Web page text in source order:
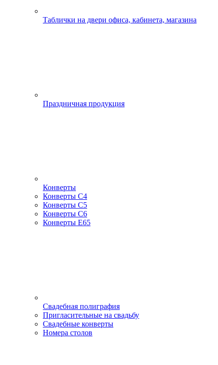
Таблички на двери офиса, кабинета, магазина
Праздничная продукция
Конверты
Конверты С4
Конверты С5
Конверты С6
Конверты Е65
Свадебная полиграфия
Пригласительные на свадьбу
Свадебные конверты
Номера столов